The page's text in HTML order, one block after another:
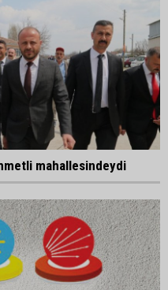
mahallesindeydi